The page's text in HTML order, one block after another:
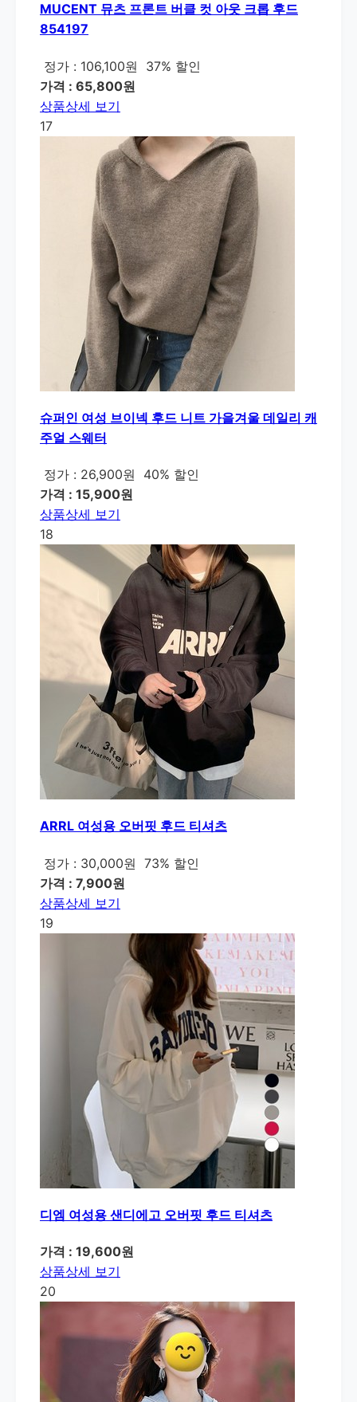
MUCENT 뮤츠 프론트 버클 컷 아웃 크롭 후드
854197
정가 : 106,100원
37% 할인
가격 : 65,800원
상품상세 보기
17
슈퍼인 여성 브이넥 후드 니트 가을겨울 데일리 캐
주얼 스웨터
정가 : 26,900원
40% 할인
가격 : 15,900원
상품상세 보기
18
ARRL 여성용 오버핏 후드 티셔츠
정가 : 30,000원 73% 할인
가격 : 7,900원
상품상세 보기
19
디엠 여성용 샌디에고 오버핏 후드 티셔츠
가격 : 19,600원
상품상세 보기
20